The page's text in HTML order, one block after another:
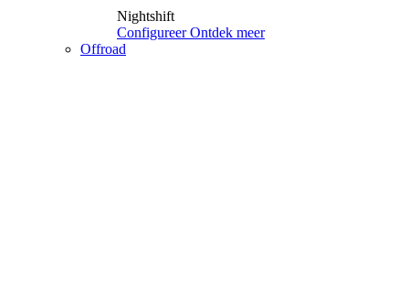
Nightshift
Configureer Ontdek meer
Offroad